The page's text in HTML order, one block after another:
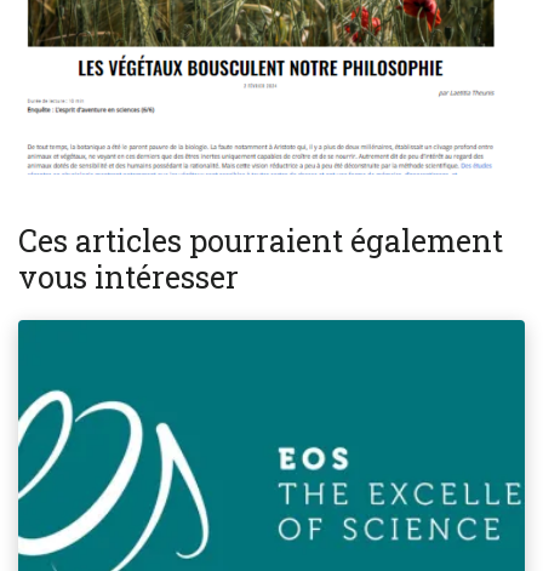
Ces articles pourraient également
vous intéresser